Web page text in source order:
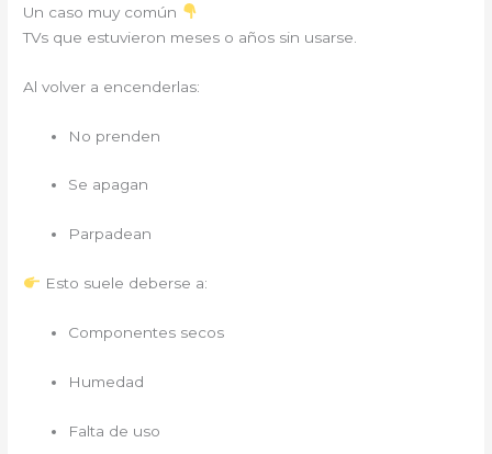
Un caso muy común
TVs que estuvieron meses o años sin usarse.
Al volver a encenderlas:
No prenden
Se apagan
Parpadean
Esto suele deberse a:
Componentes secos
Humedad
Falta de uso